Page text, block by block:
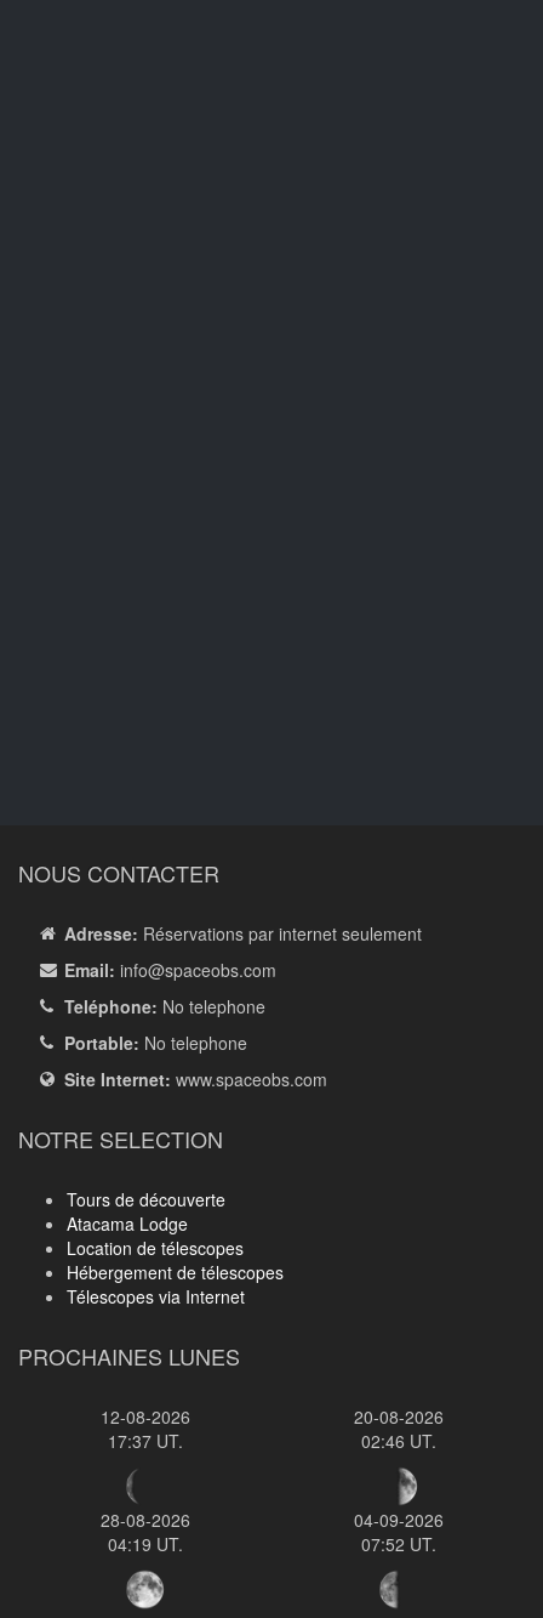
NOUS CONTACTER
Adresse: Réservations par internet seulement
Email: info@spaceobs.com
Teléphone: No telephone
Portable: No telephone
Site Internet: www.spaceobs.com
NOTRE SELECTION
Tours de découverte
Atacama Lodge
Location de télescopes
Hébergement de télescopes
Télescopes via Internet
PROCHAINES LUNES
12-08-2026
17:37 UT.
20-08-2026
02:46 UT.
28-08-2026
04:19 UT.
04-09-2026
07:52 UT.